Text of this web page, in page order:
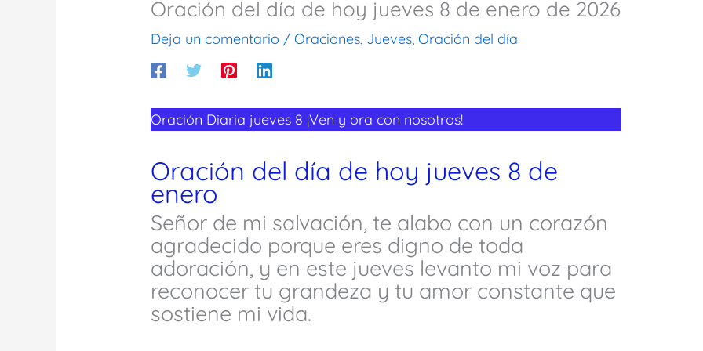
Oración del día de hoy jueves 8 de enero de 2026
Deja un comentario /Oraciones, Jueves,Oración del día
Oración Diaria jueves 8 ¡Ven y ora con nosotros!
Oración del día de hoy jueves 8 de
enero
Señor de mi salvación, te alabo con un corazón
agradecido porque eres digno de toda
adoración, y en este jueves levanto mi voz para
reconocer tu grandeza y tu amor constante que
sostiene mi vida.